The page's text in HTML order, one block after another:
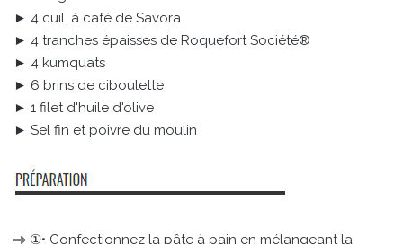
► 4 cuil. à café de Savora
► 4 tranches épaisses de Roquefort Société®
► 4 kumquats
► 6 brins de ciboulette
► 1 filet d'huile d'olive
► Sel fin et poivre du moulin
①• Confectionnez la pâte à pain en mélangeant la